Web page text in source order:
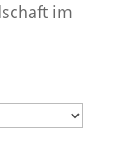
im